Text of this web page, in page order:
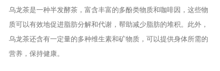
乌龙茶是一种半发酵茶，富含丰富的多酚类物质和咖啡因，这些物
质可以有效地促进脂肪分解和代谢，帮助减少脂肪的堆积。此外，
乌龙茶还含有一定量的多种维生素和矿物质，可以提供身体所需的
营养，保持健康。
擂茶